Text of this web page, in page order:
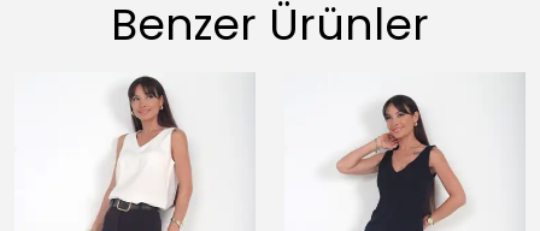
Benzer Ürünler